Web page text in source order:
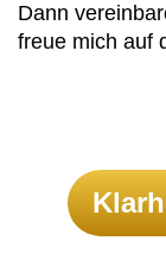
Du in die
Dich und
kreativ
Dann
freue mich auf